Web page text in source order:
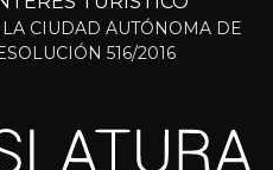
CIUDAD AUTÓNOMA DE
516/2016